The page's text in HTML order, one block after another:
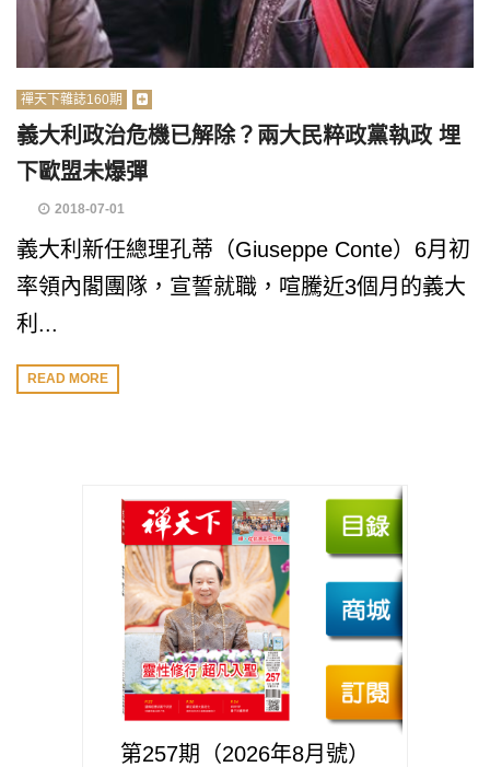
禪天下雜誌160期
義大利政治危機已解除？兩大民粹政黨執政 埋
下歐盟未爆彈
2018-07-01
義大利新任總理孔蒂（Giuseppe Conte）6月初
率領內閣團隊，宣誓就職，喧騰近3個月的義大
利...
READ MORE
第257期（2026年8月號）